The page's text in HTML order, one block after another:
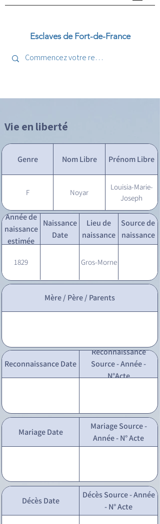
Esclaves de Fort-de-France
Vie en liberté
Genre Nom Libre Prénom Libre
F Noyar
Louisia-Marie-
Joseph
Année de
naissance
estimée
Naissance
Date
Lieu de
naissance
Source de
naissance
1829 Gros-Morne
Mère / Père / Parents
Reconnaissance Date
Reconnaissance
Source - Année -
N°Acte
Mariage Date
Mariage Source -
Année - N° Acte
Décès Date
Décès Source - Année
- N° Acte